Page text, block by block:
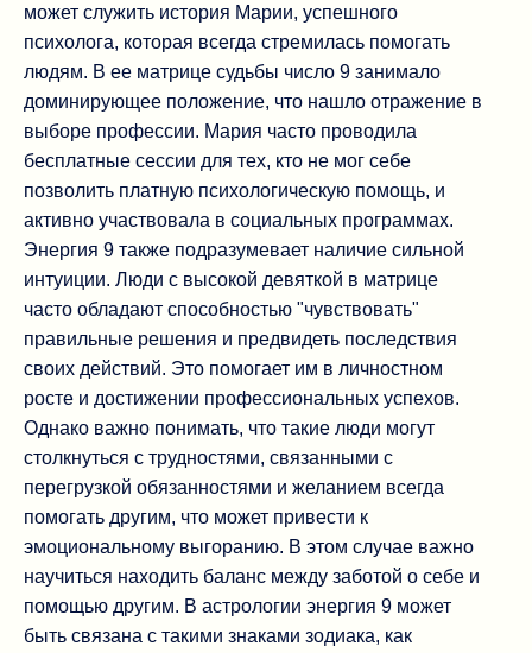
может служить история Марии, успешного
психолога, которая всегда стремилась помогать
людям. В ее матрице судьбы число 9 занимало
доминирующее положение, что нашло отражение в
выборе профессии. Мария часто проводила
бесплатные сессии для тех, кто не мог себе
позволить платную психологическую помощь, и
активно участвовала в социальных программах.
Энергия 9 также подразумевает наличие сильной
интуиции. Люди с высокой девяткой в матрице
часто обладают способностью "чувствовать"
правильные решения и предвидеть последствия
своих действий. Это помогает им в личностном
росте и достижении профессиональных успехов.
Однако важно понимать, что такие люди могут
столкнуться с трудностями, связанными с
перегрузкой обязанностями и желанием всегда
помогать другим, что может привести к
эмоциональному выгоранию. В этом случае важно
научиться находить баланс между заботой о себе и
помощью другим. В астрологии энергия 9 может
быть связана с такими знаками зодиака, как